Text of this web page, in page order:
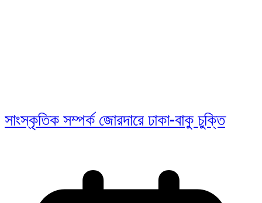
সাংস্কৃতিক সম্পর্ক জোরদারে ঢাকা-বাকু চুক্তি